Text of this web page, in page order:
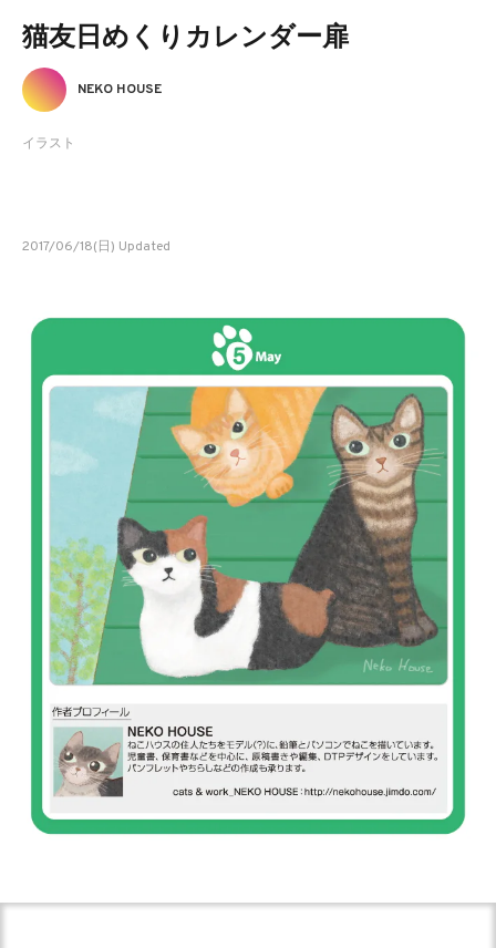
猫友日めくりカレンダー扉
イラスト
NEKO HOUSE
2017/06/18(日) Updated